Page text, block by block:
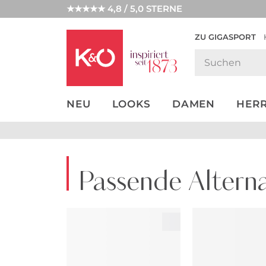
★★★★★ 4,8 / 5,0 STERNE
ZU GIGASPORT
NEU LOOKS DAMEN
NEW IN
WEDDING
Passende